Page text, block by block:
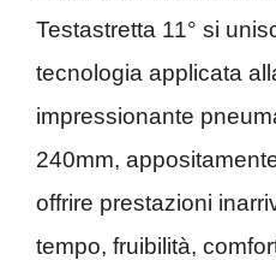
Testastretta 11° si
tecnologia applicata
impressionante
240mm,
offrire prestazioni
tempo, fruibilità,